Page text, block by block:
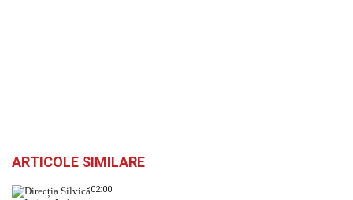
ARTICOLE SIMILARE
02:00